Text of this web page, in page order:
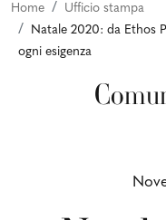
Home
Ufficio stampa
Natale 2020: da Ethos
ogni esigenza